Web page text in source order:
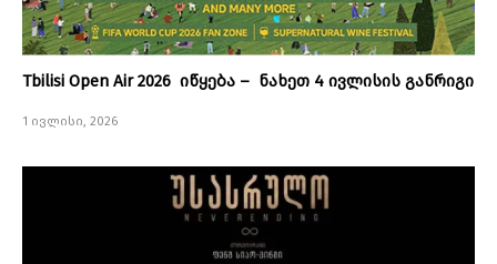
Tbilisi Open Air 2026 იწყება – ნახეთ 4 ივლისის განრიგი
1 ივლისი, 2026